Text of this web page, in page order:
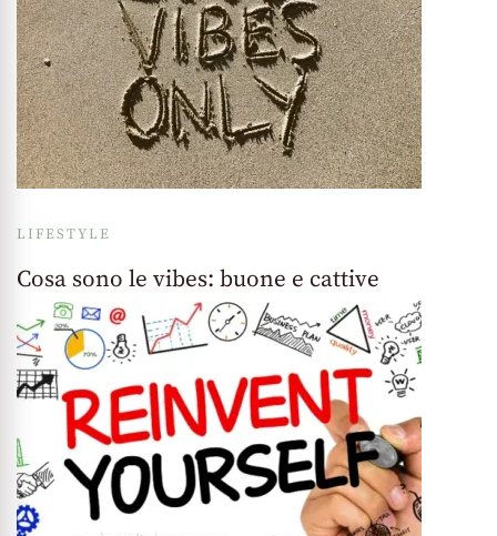
LIFESTYLE
Cosa sono le vibes: buone e cattive